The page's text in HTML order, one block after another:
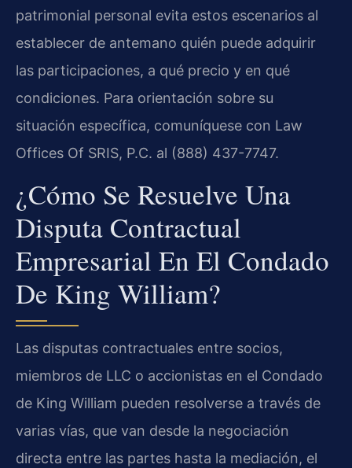
patrimonial personal evita estos escenarios al
establecer de antemano quién puede adquirir
las participaciones, a qué precio y en qué
condiciones. Para orientación sobre su
situación específica, comuníquese con Law
Offices Of SRIS, P.C. al (888) 437-7747.
¿Cómo Se Resuelve Una
Disputa Contractual
Empresarial En El Condado
De King William?
Las disputas contractuales entre socios,
miembros de LLC o accionistas en el Condado
de King William pueden resolverse a través de
varias vías, que van desde la negociación
directa entre las partes hasta la mediación, el